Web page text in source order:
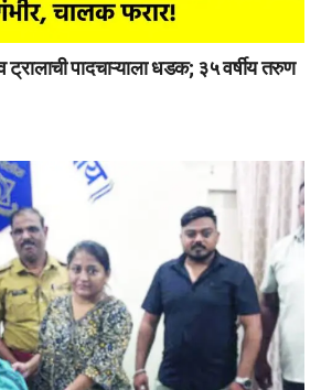
पादचाऱ्याला धडक; ३५ वर्षीय तरुण